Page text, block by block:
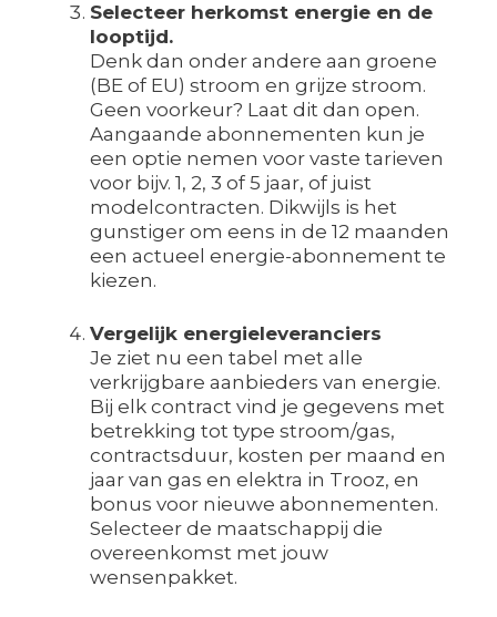
Selecteer herkomst energie en de
looptijd.
Denk dan onder andere aan groene
(BE of EU) stroom en grijze stroom.
Geen voorkeur? Laat dit dan open.
Aangaande abonnementen kun je
een optie nemen voor vaste tarieven
voor bijv. 1, 2, 3 of 5 jaar, of juist
modelcontracten. Dikwijls is het
gunstiger om eens in de 12 maanden
een actueel energie-abonnement te
kiezen.
Vergelijk energieleveranciers
Je ziet nu een tabel met alle
verkrijgbare aanbieders van energie.
Bij elk contract vind je gegevens met
betrekking tot type stroom/gas,
contractsduur, kosten per maand en
jaar van gas en elektra in Trooz, en
bonus voor nieuwe abonnementen.
Selecteer de maatschappij die
overeenkomst met jouw
wensenpakket.